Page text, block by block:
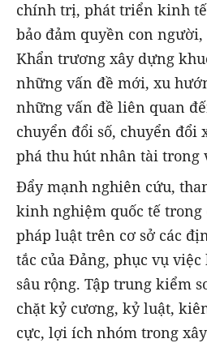
chính trị, phát triển kinh
bảo đảm quyền con
Khẩn trương xây dựng
những vấn đề mới, xu
những vấn đề liên quan
chuyển đổi số, chuyển đổi
phá thu hút nhân tài trong
Đẩy mạnh nghiên cứu,
kinh nghiệm quốc tế trong
pháp luật trên cơ sở các
tắc của Đảng, phục vụ
sâu rộng. Tập trung kiểm
chặt kỷ cương, kỷ luật,
cực, lợi ích nhóm trong